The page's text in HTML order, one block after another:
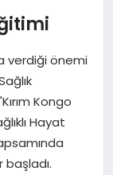
verdiği önemi
Kongo
Hayat